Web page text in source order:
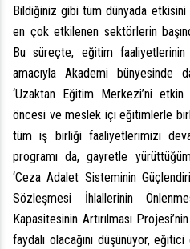
Bildiğiniz gibi tüm dünyada etkisini
en çok etkilenen sektörlerin
Bu süreçte, eğitim
amacıyla Akademi bünyesinde
‘Uzaktan Eğitim Merkezi’ni
öncesi ve meslek içi eğitimlerle
tüm iş birliği faaliyetlerimizi
programı da, gayretle
‘Ceza Adalet Sisteminin
Sözleşmesi İhlallerinin
Kapasitesinin Artırılması
faydalı olacağını düşünüyor,